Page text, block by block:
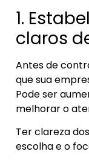
1.
claros
Antes de
que sua
Pode ser
melhorar o
Ter clareza
escolha e o